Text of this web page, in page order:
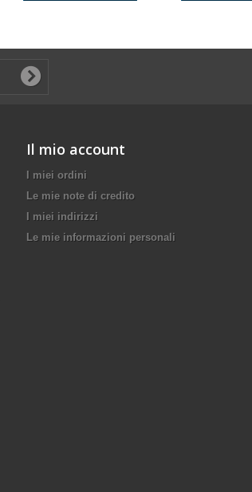
Il mio account
I miei ordini
Le mie note di credito
I miei indirizzi
Le mie informazioni personali